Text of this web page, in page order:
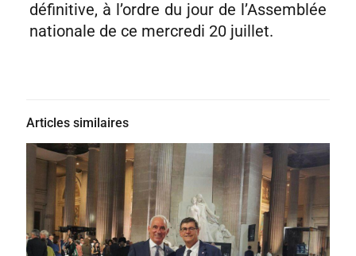
définitive, à l’ordre du jour de l’Assemblée
nationale de ce mercredi 20 juillet.
Articles similaires